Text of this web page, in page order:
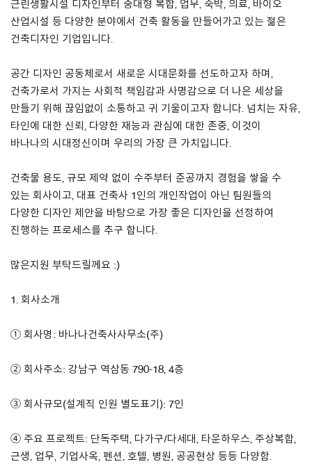
About Us
Customer Service
근린생활시설 디자인부터 중대형 복합, 업무, 숙박, 의료, 바이오
산업시설 등 다양한 분야에서 건축 활동을 만들어가고 있는 젊은
건축디자인 기업입니다.
공간 디자인 공동체로서 새로운 시대문화를 선도하고자 하며,
건축가로서 가지는 사회적 책임감과 사명감으로 더 나은 세상을
만들기 위해 끊임없이 소통하고 귀 기울이고자 합니다. 넘치는 자유,
타인에 대한 신뢰, 다양한 재능과 관심에 대한 존중, 이것이
바나나의 시대정신이며 우리의 가장 큰 가치입니다.
건축물 용도, 규모 제약 없이 수주부터 준공까지 경험을 쌓을 수
있는 회사이고, 대표 건축사 1인의 개인작업이 아닌 팀원들의
다양한 디자인 제안을 바탕으로 가장 좋은 디자인을 선정하여
진행하는 프로세스를 추구 합니다.
많은지원 부탁드릴께요 :)
1. 회사소개
① 회사명: 바나나건축사사무소(주)
② 회사주소: 강남구 역삼동 790-18, 4층
③ 회사규모(설계직 인원 별도표기): 7인
④ 주요 프로젝트: 단독주택, 다가구/다세대, 타운하우스, 주상복합,
근생, 업무, 기업사옥, 펜션, 호텔, 병원, 공공현상 등등 다양함.